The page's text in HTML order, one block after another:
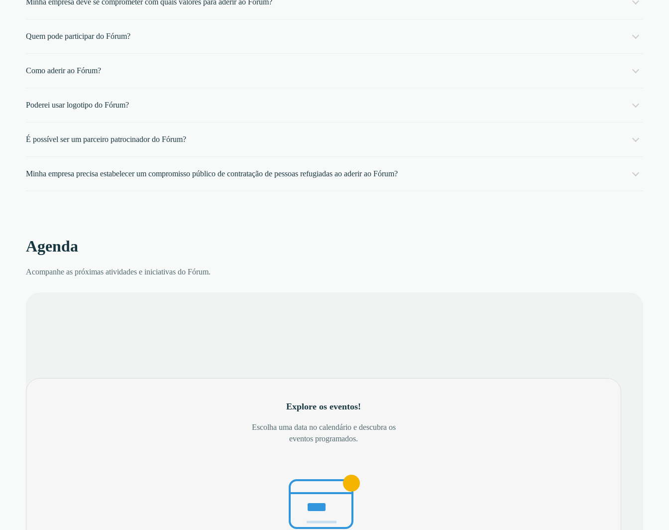
Minha empresa deve se comprometer com quais valores para aderir ao Fórum?
Quem pode participar do Fórum?
Como aderir ao Fórum?
Poderei usar logotipo do Fórum?
É possível ser um parceiro patrocinador do Fórum?
Minha empresa precisa estabelecer um compromisso público de contratação de pessoas refugiadas ao aderir ao Fórum?
Agenda
Acompanhe as próximas atividades e iniciativas do Fórum.
Explore os eventos!
Escolha uma data no calendário e descubra os
eventos programados.